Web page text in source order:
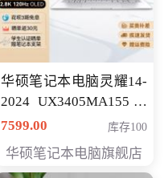
华硕笔记本电脑灵耀14-
2024 UX3405MA155冰
川银 oled 智慧轻薄本 会
7599.00 库存100
华硕笔记本电脑旗舰店